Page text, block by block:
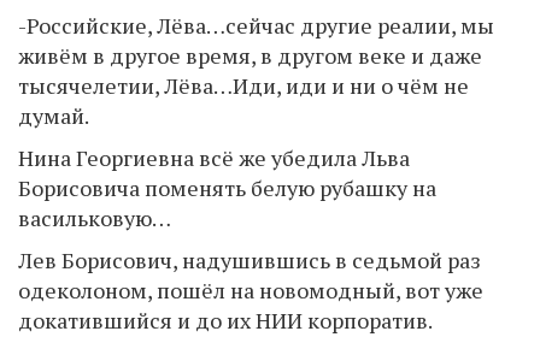
-Российские, Лёва…сейчас другие реалии, мы
живём в другое время, в другом веке и даже
тысячелетии, Лёва…Иди, иди и ни о чём не
думай.
Нина Георгиевна всё же убедила Льва
Борисовича поменять белую рубашку на
васильковую…
Лев Борисович, надушившись в седьмой раз
одеколоном, пошёл на новомодный, вот уже
докатившийся и до их НИИ корпоратив.